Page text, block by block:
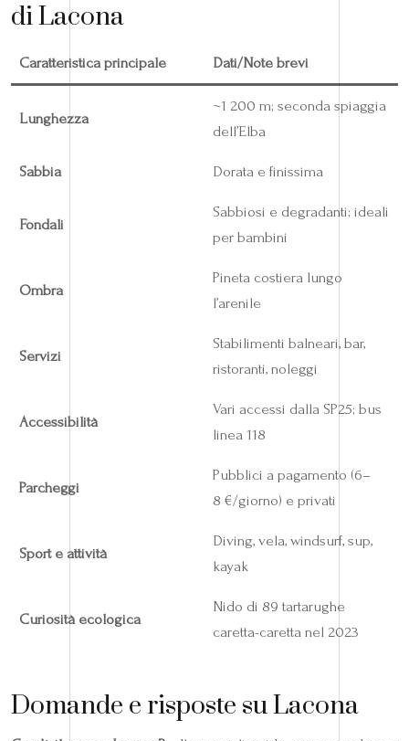
di Lacona
Caratteristica principale Dati/Note brevi
Lunghezza
~1 200 m; seconda spiaggia
dell’Elba
Sabbia Dorata e finissima
Fondali
Sabbiosi e degradanti; ideali
per bambini
Ombra
Pineta costiera lungo
l’arenile
Servizi
Stabilimenti balneari, bar,
ristoranti, noleggi
Accessibilità
Vari accessi dalla SP25; bus
linea 118
Parcheggi
Pubblici a pagamento (6–
8 €/giorno) e privati
Sport e attività
Diving, vela, windsurf, sup,
kayak
Curiosità ecologica
Nido di 89 tartarughe
caretta-caretta nel 2023
Domande e risposte su Lacona